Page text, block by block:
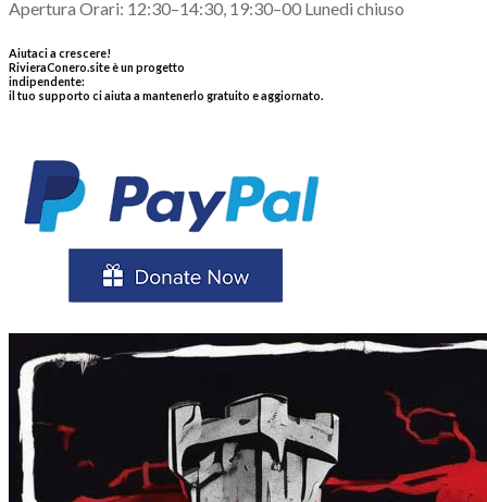
Apertura Orari: 12:30–14:30, 19:30–00 Lunedi chiuso
Aiutaci a crescere!
RivieraConero.site è un progetto
indipendente:
il tuo supporto ci aiuta a mantenerlo gratuito e aggiornato.